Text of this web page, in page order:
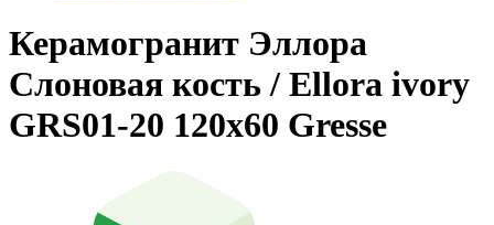
Керамогранит Эллора
Слоновая кость / Ellora ivory
GRS01-20 120х60 Gresse